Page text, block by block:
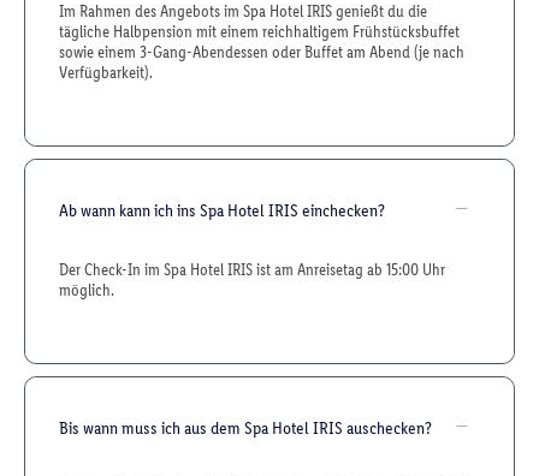
Im Rahmen des Angebots im Spa Hotel IRIS genießt du die
tägliche Halbpension mit einem reichhaltigem Frühstücksbuffet
sowie einem 3-Gang-Abendessen oder Buffet am Abend (je nach
Verfügbarkeit).
Ab wann kann ich ins Spa Hotel IRIS einchecken?
Der Check-In im Spa Hotel IRIS ist am Anreisetag ab 15:00 Uhr
möglich.
Bis wann muss ich aus dem Spa Hotel IRIS auschecken?